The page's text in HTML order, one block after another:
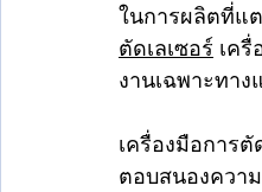
ในการผลิตที่แ
ตัดเลเซอร์ เค
งานเฉพาะทา
เครื่องมือการ
ตอบสนองควา